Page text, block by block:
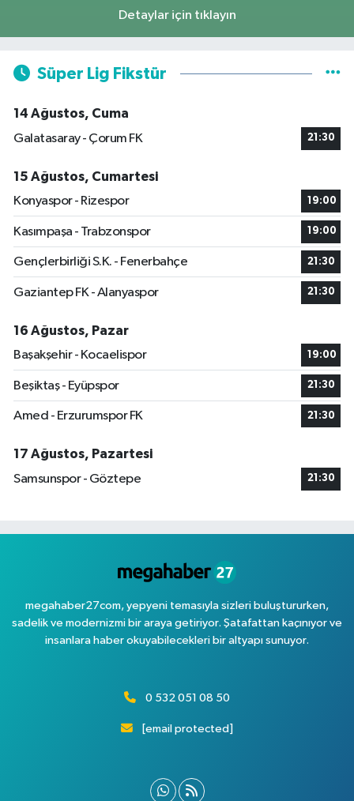
Detaylar için tıklayın
Süper Lig Fikstür
14 Ağustos, Cuma
Galatasaray - Çorum FK
21:30
15 Ağustos, Cumartesi
Konyaspor - Rizespor
19:00
Kasımpaşa - Trabzonspor 19:00
Gençlerbirliği S.K. - Fenerbahçe 21:30
Gaziantep FK - Alanyaspor 21:30
16 Ağustos, Pazar
Başakşehir - Kocaelispor
19:00
Beşiktaş - Eyüpspor 21:30
Amed - Erzurumspor FK 21:30
17 Ağustos, Pazartesi
Samsunspor - Göztepe
21:30
megahaber27com, yepyeni temasıyla sizleri buluştururken,
sadelik ve modernizmi bir araya getiriyor. Şatafattan kaçınıyor ve
insanlara haber okuyabilecekleri bir altyapı sunuyor.
0 532 051 08 50
[email protected]